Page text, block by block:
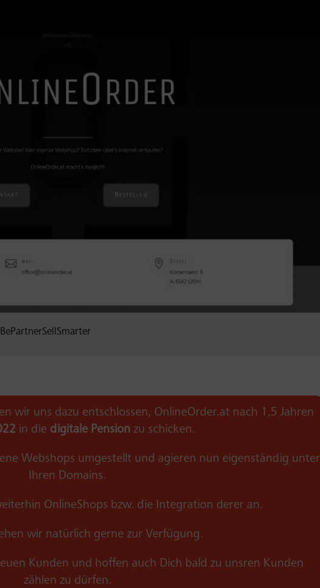
wir uns dazu entschlossen, OnlineOrder.at nach 1,5 Jahren
in die digitale Pension zu schicken.
Webshops umgestellt und agieren nun eigenständig unter
Ihren Domains.
OnlineShops bzw. die Integration derer an.
wir natürlich gerne zur Verfügung.
Kunden und hoffen auch Dich bald zu unsren Kunden
zählen zu dürfen.